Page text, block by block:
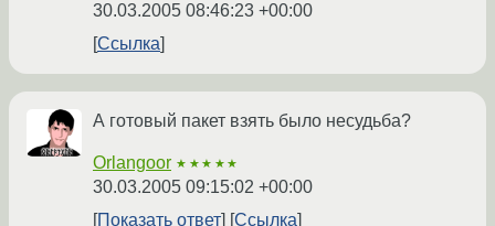
30.03.2005 08:46:23 +00:00
Ссылка
А готовый пакет взять было несудьба?
Orlangoor ★★★★★
30.03.2005 09:15:02 +00:00
Показать ответ
Ссылка